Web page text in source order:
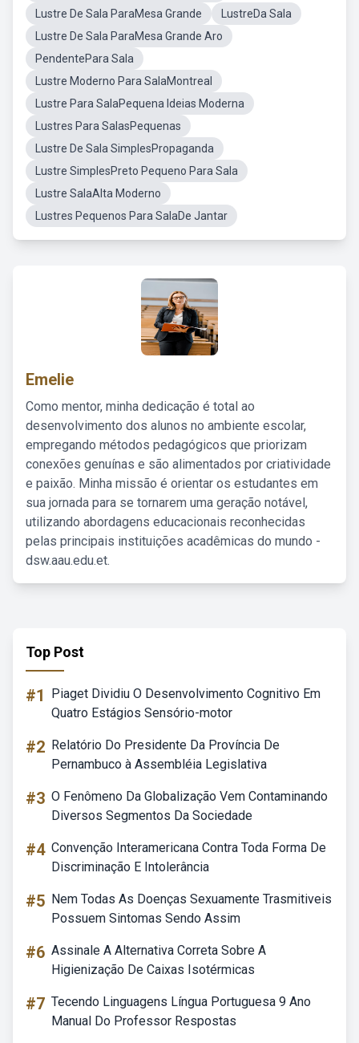
Lustre De Sala ParaMesa Grande
LustreDa Sala
Lustre De Sala ParaMesa Grande Aro
PendentePara Sala
Lustre Moderno Para SalaMontreal
Lustre Para SalaPequena Ideias Moderna
Lustres Para SalasPequenas
Lustre De Sala SimplesPropaganda
Lustre SimplesPreto Pequeno Para Sala
Lustre SalaAlta Moderno
Lustres Pequenos Para SalaDe Jantar
Emelie
Como mentor, minha dedicação é total ao
desenvolvimento dos alunos no ambiente escolar,
empregando métodos pedagógicos que priorizam
conexões genuínas e são alimentados por criatividade
e paixão. Minha missão é orientar os estudantes em
sua jornada para se tornarem uma geração notável,
utilizando abordagens educacionais reconhecidas
pelas principais instituições acadêmicas do mundo -
dsw.aau.edu.et.
Top Post
#1
Piaget Dividiu O Desenvolvimento Cognitivo Em
Quatro Estágios Sensório-motor
#2 Relatório Do Presidente Da Província De
Pernambuco à Assembléia Legislativa
#3 O Fenômeno Da Globalização Vem Contaminando
Diversos Segmentos Da Sociedade
#4 Convenção Interamericana Contra Toda Forma De
Discriminação E Intolerância
#5 Nem Todas As Doenças Sexuamente Trasmitiveis
Possuem Sintomas Sendo Assim
#6 Assinale A Alternativa Correta Sobre A
Higienização De Caixas Isotérmicas
#7 Tecendo Linguagens Língua Portuguesa 9 Ano
Manual Do Professor Respostas